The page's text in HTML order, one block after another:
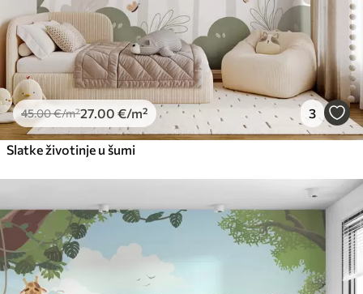
45.00€/m²27.00 €/m² 3
Slatke životinje u šumi